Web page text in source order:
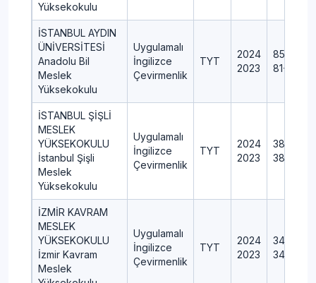
Yüksekokulu
İSTANBUL AYDIN
ÜNİVERSİTESİ
Anadolu Bil
Meslek
Yüksekokulu
Uygulamalı
İngilizce
Çevirmenlik
TYT
2024
2023
İSTANBUL ŞİŞLİ
MESLEK
YÜKSEKOKULU
İstanbul Şişli
Meslek
Yüksekokulu
Uygulamalı
İngilizce
Çevirmenlik
TYT
2024
2023
İZMİR KAVRAM
MESLEK
YÜKSEKOKULU
İzmir Kavram
Meslek
Uygulamalı
İngilizce
Çevirmenlik
TYT
2024
2023